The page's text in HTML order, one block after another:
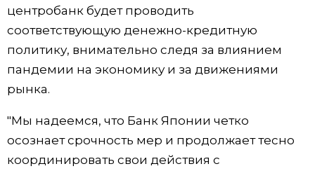
центробанк будет проводить
соответствующую денежно-кредитную
политику, внимательно следя за влиянием
пандемии на экономику и за движениями
рынка.
"Мы надеемся, что Банк Японии четко
осознает срочность мер и продолжает тесно
координировать свои действия с